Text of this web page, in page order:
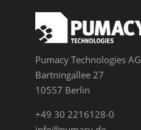
Pumacy Technologies AG
Bartningallee 27
10557 Berlin
+49 30 2216128-0